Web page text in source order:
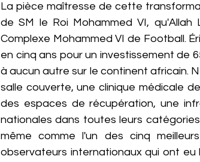
La pièce maîtresse de cette
de SM le Roi Mohammed VI,
Complexe Mohammed VI de Football.
en cinq ans pour un investissement de
à aucun autre sur le continent africain.
salle couverte, une clinique médicale
des espaces de récupération, une
nationales dans toutes leurs
même comme l'un des cinq
observateurs internationaux qui ont